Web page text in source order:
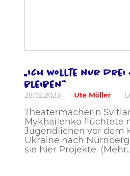
„Ich wollte nur drei
bleiben“
28.02.2023 Ute Möller
Theatermacherin
Mykhailenko flüchtete
Jugendlichen vor dem
Ukraine nach
sie hier Projekte.